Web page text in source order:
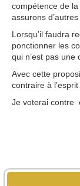
compétence de
assurons
Lorsqu’il faudra
ponctionner les
qui n’est pas
Avec cette
contraire à
Je voterai contre